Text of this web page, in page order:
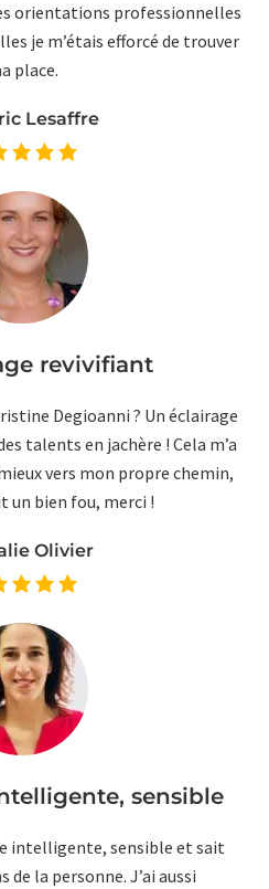
orientations professionnelles
je m’étais efforcé de trouver
place.
Lesaffre
revivifiant
Degioanni ? Un éclairage
talents en jachère ! Cela m’a
vers mon propre chemin,
un bien fou, merci !
Olivier
sensible
intelligente, sensible et sait
de la personne. J’ai aussi